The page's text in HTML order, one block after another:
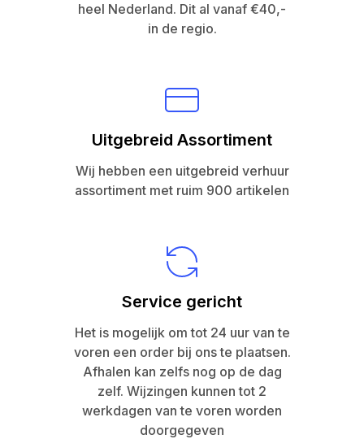
heel Nederland. Dit al vanaf €40,-
in de regio.
Uitgebreid Assortiment
Wij hebben een uitgebreid verhuur
assortiment met ruim 900 artikelen
Service gericht
Het is mogelijk om tot 24 uur van te
voren een order bij ons te plaatsen.
Afhalen kan zelfs nog op de dag
zelf. Wijzingen kunnen tot 2
werkdagen van te voren worden
doorgegeven